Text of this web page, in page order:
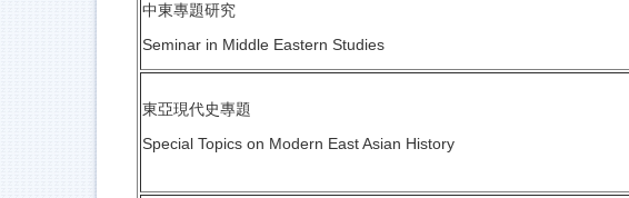
中東專題研究
Seminar in Middle Eastern Studies
東亞現代史專題
Special Topics on Modern East Asian History